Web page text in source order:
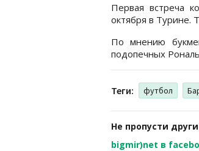
Первая встреча
октября в Турине.
По мнению
подопечных
Теги: футбол
Не пропусти
bigmir)net в